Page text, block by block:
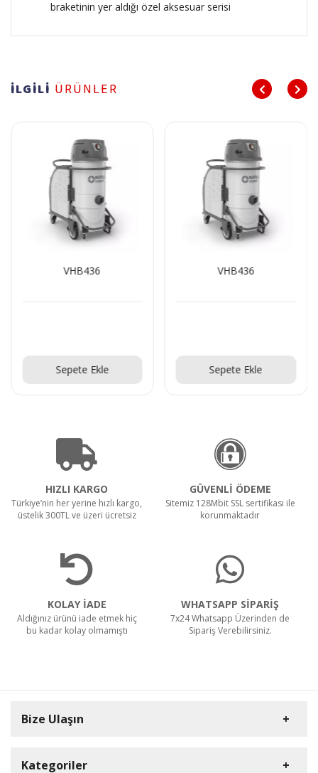
braketinin yer aldığı özel aksesuar serisi
İLGİLİ ÜRÜNLER
VHB436
Sepete Ekle
VHB436
Sepete Ekle
HIZLI KARGO
Türkiye’nin her yerine hızlı kargo,
üstelik 300TL ve üzeri ücretsiz
GÜVENLİ ÖDEME
Sitemiz 128Mbit SSL sertifikası ile
korunmaktadır
KOLAY İADE
Aldığınız ürünü iade etmek hiç
bu kadar kolay olmamıştı
WHATSAPP SİPARİŞ
7x24 Whatsapp Üzerinden de
Sipariş Verebilirsiniz.
Bize Ulaşın
Kategoriler